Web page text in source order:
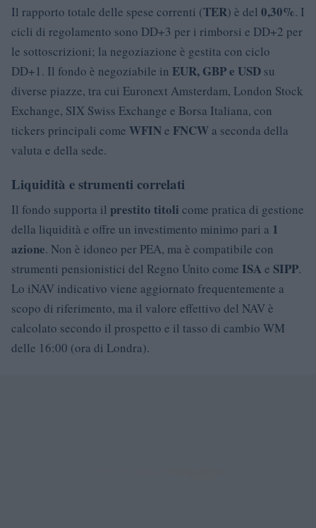
Il rapporto totale delle spese correnti (TER) è del 0,30%. I
cicli di regolamento sono DD+3 per i rimborsi e DD+2 per
le sottoscrizioni; la negoziazione è gestita con ciclo
DD+1. Il fondo è negoziabile in EUR, GBP e USD su
diverse piazze, tra cui Euronext Amsterdam, London Stock
Exchange, SIX Swiss Exchange e Borsa Italiana, con
tickers principali come WFINe FNCW a seconda della
valuta e della sede.
Liquidità e strumenti correlati
Il fondo supporta il prestito titoli come pratica di gestione
della liquidità e offre un investimento minimo pari a 1
azione. Non è idoneo per PEA, ma è compatibile con
strumenti pensionistici del Regno Unito come ISA e SIPP.
Lo iNAV indicativo viene aggiornato frequentemente a
scopo di riferimento, ma il valore effettivo del NAV è
calcolato secondo il prospetto e il tasso di cambio WM
delle 16:00 (ora di Londra).